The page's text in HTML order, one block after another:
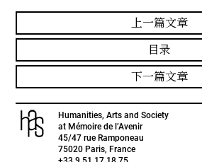
上一篇文章
目录
下一篇文章
Humanities, Arts and Society
at Mémoire de l’Avenir
45/47 rue Ramponeau
75020 Paris, France